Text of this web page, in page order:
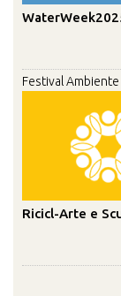
Festival Ambiente
Ricicl-Arte e